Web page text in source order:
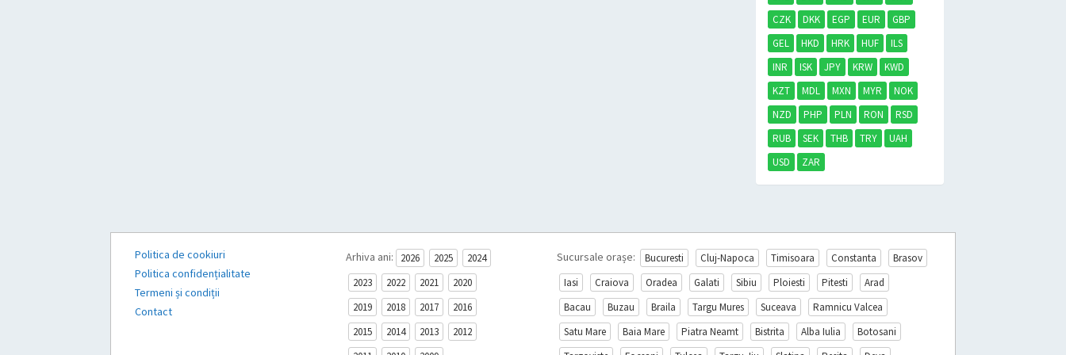
CZK
DKK EGP EUR
GBP
GEL
HKD HRK HUF
ILS
INR
ISK JPY KRW
KWD
KZT
MDL MXN MYR
NOK
NZD
PHP PLN RON
RSD
RUB
SEK THB TRY
UAH
USD
ZAR
Politica de cookiuri
Politica confidențialitate
Termeni și condiții
Contact
Arhiva ani: 2026 2025
2024
2023
2022 2021
2020
2019
2018 2017
2016
2015
2014 2013
2012
Sucursale orașe: Bucuresti Cluj-Napoca Timisoara Constanta
Brasov
Iasi
Craiova Oradea Galati Sibiu Ploiesti Pitesti
Arad
Bacau
Buzau Braila Targu Mures Suceava
Ramnicu Valcea
Satu Mare
Baia Mare Piatra Neamt Bistrita Alba Iulia
Botosani